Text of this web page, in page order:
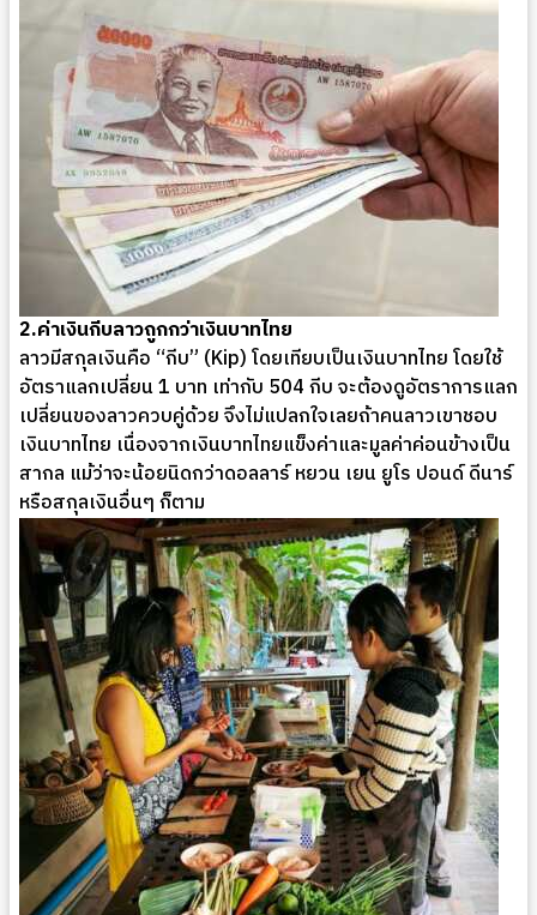
2.ค่าเงินกีบลาวถูกกว่าเงินบาทไทย
ลาวมีสกุลเงินคือ “กีบ” (Kip) โดยเทียบเป็นเงินบาทไทย โดยใช้
อัตราแลกเปลี่ยน 1 บาท เท่ากับ 504 กีบ จะต้องดูอัตราการแลก
เปลี่ยนของลาวควบคู่ด้วย จึงไม่แปลกใจเลยถ้าคนลาวเขาชอบ
เงินบาทไทย เนื่องจากเงินบาทไทยแข็งค่าและมูลค่าค่อนข้างเป็น
สากล แม้ว่าจะน้อยนิดกว่าดอลลาร์ หยวน เยน ยูโร ปอนด์ ดีนาร์
หรือสกุลเงินอื่นๆ ก็ตาม